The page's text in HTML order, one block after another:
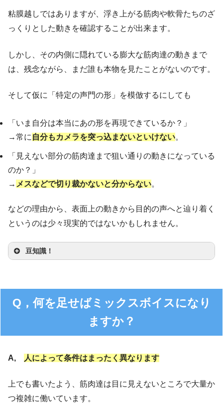
粘膜越しではありますが、浮き上がる筋肉や軟骨たちのざ
っくりとした動きを確認することが出来ます。
しかし、その内側に隠れている膨大な筋肉達の動きまで
は、残念ながら、まだ誰も本物を見たことがないのです。
そして仮に「特定の声門の形」を模倣するにしても
「いま自分は本当にあの形を再現できているか？」
→常に 自分もカメラを突っ込まないといけない。
「見えない部分の筋肉達まで狙い通りの動きになっている
のか？」
→ メスなどで切り裁かないと分からない。
などの理由から、表面上の動きから目的の声へと辿り着く
というのは少々現実的ではないかもしれません。
豆知識！
Q，何を足せばミックスボイスになり
ますか？
A, 人によって条件はまったく異なります
上でも書いたよう、筋肉達は目に見えないところで大量か
つ複雑に働いています。